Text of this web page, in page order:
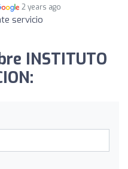
2 years ago
servicio
INSTITUTO